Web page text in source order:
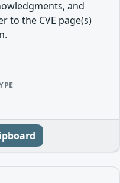
and
to the CVE page(s)